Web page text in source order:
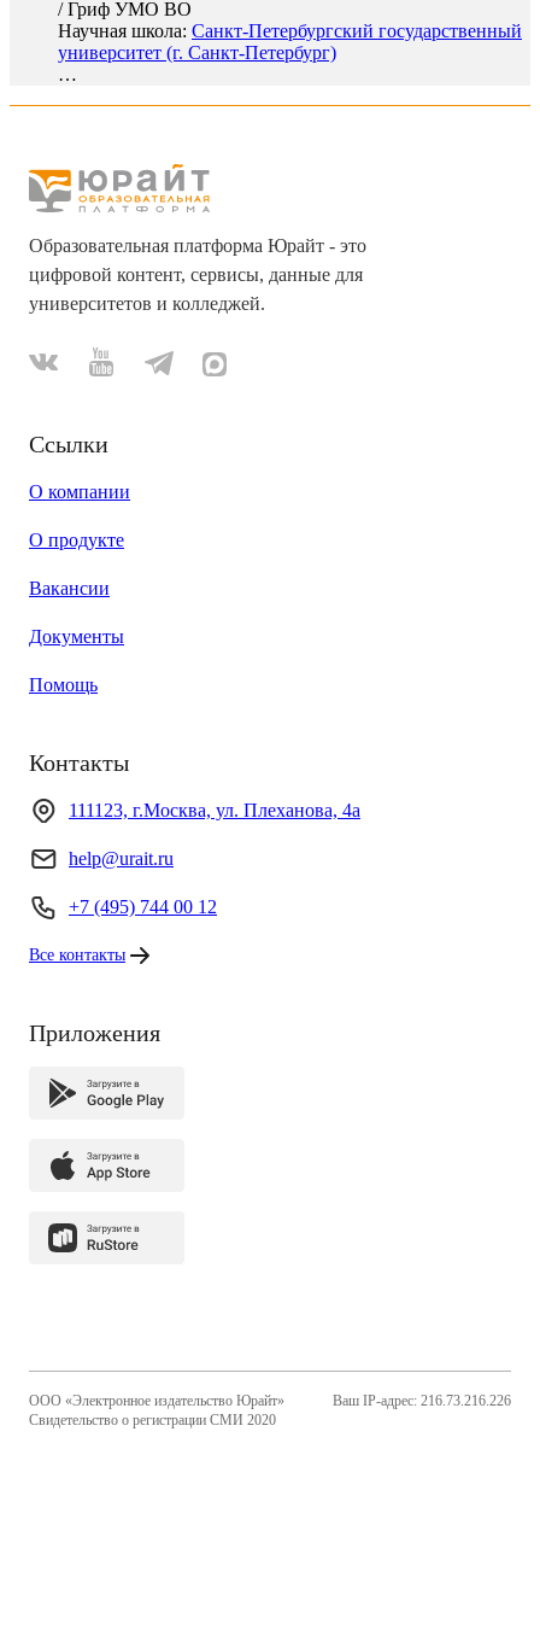
/Гриф УМО ВО
Научная школа: Санкт-Петербургский государственный
университет (г. Санкт-Петербург)
…
Образовательная платформа Юрайт - это
цифровой контент, сервисы, данные для
университетов и колледжей.
Ссылки
О компании
О продукте
Вакансии
Документы
Помощь
Контакты
111123, г.Москва, ул. Плеханова, 4а
help@urait.ru
+7 (495) 744 00 12
Все контакты
Приложения
ООО «Электронное издательство Юрайт»
Свидетельство о регистрации СМИ 2020
Ваш IP-адрес: 216.73.216.226